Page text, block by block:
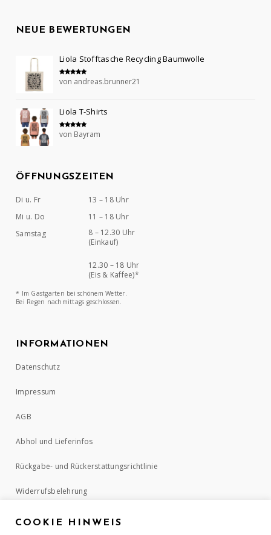
NEUE BEWERTUNGEN
Liola Stofftasche Recycling Baumwolle
Bewertet mit
von andreas.brunner21
Liola T-Shirts
Bewertet mit
von Bayram
ÖFFNUNGSZEITEN
Di u. Fr
13 – 18 Uhr
Mi u. Do
11 – 18 Uhr
Samstag
8 – 12.30 Uhr
(Einkauf)
12.30 – 18 Uhr
(Eis & Kaffee)*
* Im Gastgarten bei schönem Wetter.
Bei Regen nachmittags geschlossen.
INFORMATIONEN
Datenschutz
Impressum
AGB
Abhol und Lieferinfos
Rückgabe- und Rückerstattungsrichtlinie
Widerrufsbelehrung
COOKIE HINWEIS